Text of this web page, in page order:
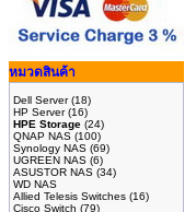
หมวดสินค้า
Dell Server(18)
HP Server(16)
HPE Storage (24)
QNAP NAS (100)
Synology NAS (69)
UGREEN NAS (6)
ASUSTOR NAS (34)
WD NAS
Allied Telesis Switches (16)
Cisco Switch (79)